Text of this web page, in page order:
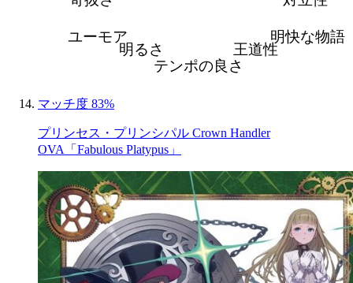
明快な物語
王道性
テンポの良さ
明るさ
ユーモア
マッチ度 83%
プリンセス・プリンシパル Crown Handler
OVA「Fabulous Platypus」